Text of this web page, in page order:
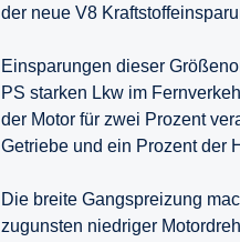
der neue V8
Einsparungen dieser
PS starken Lkw im
der Motor für zwei Prozent
Getriebe und ein Prozent der
Die breite Gangspreizung
zugunsten niedriger